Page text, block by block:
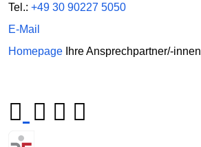
Tel.: +49 30 90227 5050
E-Mail
Homepage Ihre Ansprechpartner/-innen